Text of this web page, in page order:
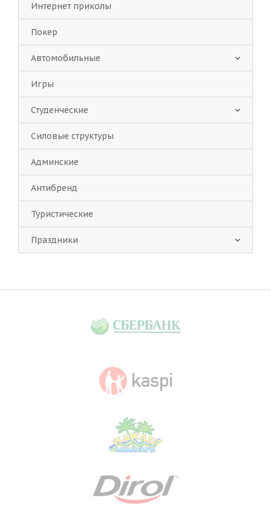
Интернет приколы
Покер
Автомобильные
Игры
Студенческие
Силовые структуры
Админские
Антибренд
Туристические
Праздники